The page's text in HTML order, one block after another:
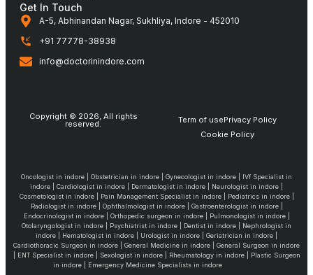
Get In Touch
A-5, Abhinandan Nagar, Sukhliya, Indore - 452010
+91 77778-38938
info@doctorinindore.com
Copyright © 2026, All rights
reserved. Term of usePrivacy Policy
Cookie Policy
Oncologist in indore | Obstetrician in indore | Gynecologist in indore | IVf Specialist in
indore | Cardiologist in indore | Dermatologist in indore | Neurologist in indore |
Cosmetologist in indore | Pain Management Specialist in indore | Pediatrics in indore |
Radiologist in indore | Ophthalmologist in indore | Gastroenterologist in indore |
Endocrinologist in indore | Orthopedic surgeon in indore | Pulmonologist in indore |
Otolaryngologist in indore | Psychiatrist in indore | Dentist in indore | Nephrologist in
indore | Hematologist in indore | Urologist in indore | Geriatrician in indore |
Cardiothoracic Surgeon in indore | General Medicine in indore | General Surgeon in indore
| ENT Specialist in indore | Sexologist in indore | Rheumatology in indore | Plastic Surgeon
in indore | Emergency Medicine Specialists in indore